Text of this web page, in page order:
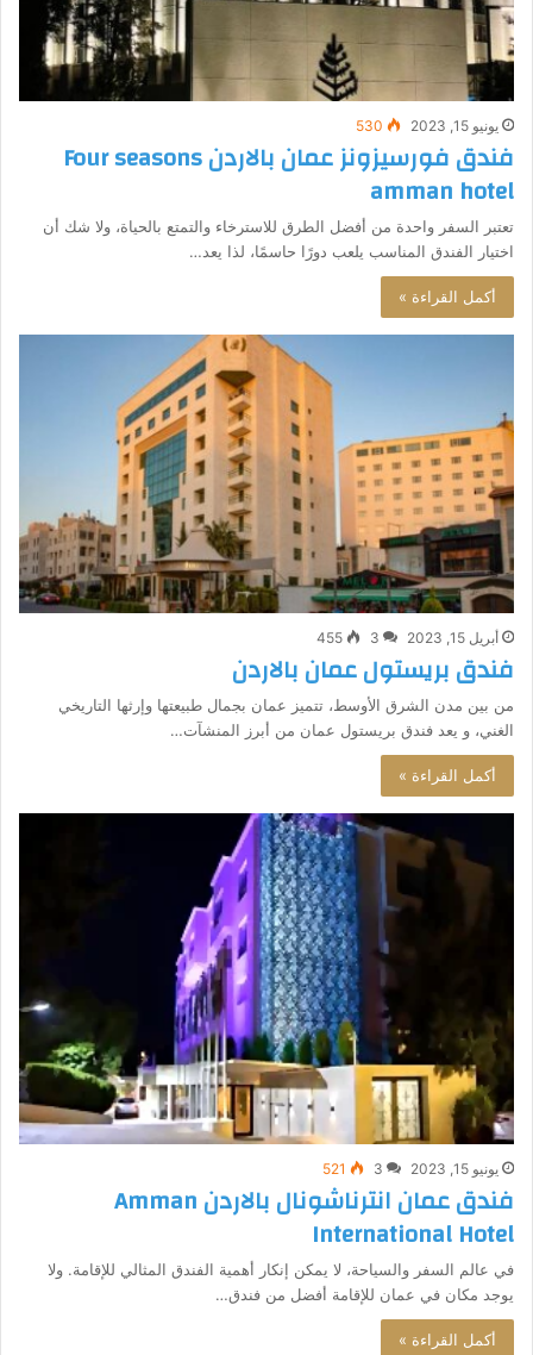
يونيو 15, 2023 530
فندق فورسيزونز عمان بالاردن Four seasons
amman hotel
تعتبر السفر واحدة من أفضل الطرق للاسترخاء والتمتع بالحياة، ولا شك أن
اختيار الفندق المناسب يلعب دورًا حاسمًا، لذا يعد…
أكمل القراءة »
أبريل 15, 2023 3
455
فندق بريستول عمان بالاردن
من بين مدن الشرق الأوسط، تتميز عمان بجمال طبيعتها وإرثها التاريخي
الغني، و يعد فندق بريستول عمان من أبرز المنشآت…
أكمل القراءة »
يونيو 15, 2023 3
521
فندق عمان انترناشونال بالاردن Amman
International Hotel
في عالم السفر والسياحة، لا يمكن إنكار أهمية الفندق المثالي للإقامة. ولا
يوجد مكان في عمان للإقامة أفضل من فندق…
أكمل القراءة »